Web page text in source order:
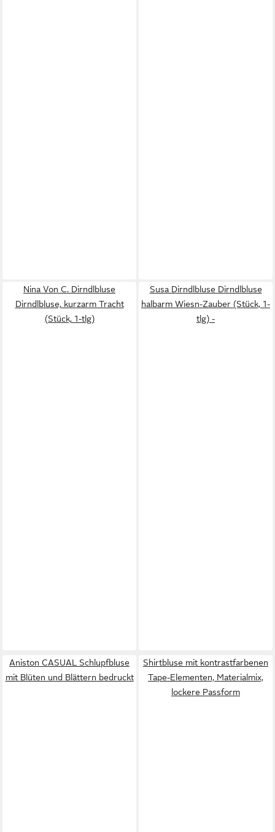
Nina Von C. Dirndlbluse
Dirndlbluse, kurzarm Tracht
(Stück, 1-tlg)
Susa Dirndlbluse Dirndlbluse
halbarm Wiesn-Zauber (Stück, 1-
tlg) -
Aniston CASUAL Schlupfbluse
mit Blüten und Blättern bedruckt
Shirtbluse mit kontrastfarbenen
Tape-Elementen, Materialmix,
lockere Passform